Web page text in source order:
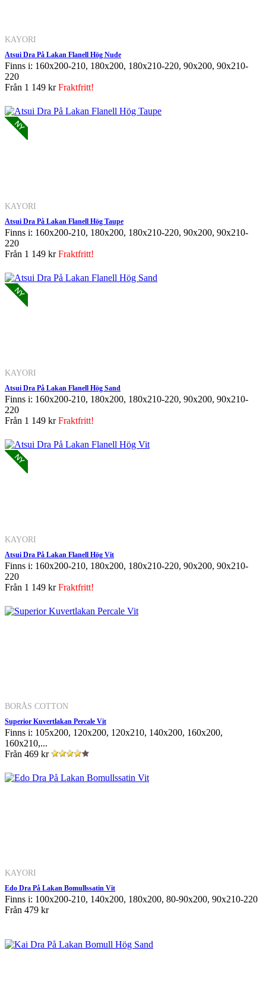
KAYORI
Atsui Dra På Lakan Flanell Hög Nude
Finns i: 160x200-210, 180x200, 180x210-220, 90x200, 90x210-
220
Från 1 149 krFraktfritt!
KAYORI
Atsui Dra På Lakan Flanell Hög Taupe
Finns i: 160x200-210, 180x200, 180x210-220, 90x200, 90x210-
220
Från 1 149 krFraktfritt!
KAYORI
Atsui Dra På Lakan Flanell Hög Sand
Finns i: 160x200-210, 180x200, 180x210-220, 90x200, 90x210-
220
Från 1 149 krFraktfritt!
KAYORI
Atsui Dra På Lakan Flanell Hög Vit
Finns i: 160x200-210, 180x200, 180x210-220, 90x200, 90x210-
220
Från 1 149 krFraktfritt!
BORÅS COTTON
Superior Kuvertlakan Percale Vit
Finns i: 105x200, 120x200, 120x210, 140x200, 160x200,
160x210,...
Från 469 kr
KAYORI
Edo Dra På Lakan Bomullssatin Vit
Finns i: 100x200-210, 140x200, 180x200, 80-90x200, 90x210-220
Från 479 kr